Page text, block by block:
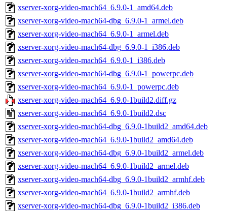
xserver-xorg-video-mach64_6.9.0-1_amd64.deb
xserver-xorg-video-mach64-dbg_6.9.0-1_armel.deb
xserver-xorg-video-mach64_6.9.0-1_armel.deb
xserver-xorg-video-mach64-dbg_6.9.0-1_i386.deb
xserver-xorg-video-mach64_6.9.0-1_i386.deb
xserver-xorg-video-mach64-dbg_6.9.0-1_powerpc.deb
xserver-xorg-video-mach64_6.9.0-1_powerpc.deb
xserver-xorg-video-mach64_6.9.0-1build2.diff.gz
xserver-xorg-video-mach64_6.9.0-1build2.dsc
xserver-xorg-video-mach64-dbg_6.9.0-1build2_amd64.deb
xserver-xorg-video-mach64_6.9.0-1build2_amd64.deb
xserver-xorg-video-mach64-dbg_6.9.0-1build2_armel.deb
xserver-xorg-video-mach64_6.9.0-1build2_armel.deb
xserver-xorg-video-mach64-dbg_6.9.0-1build2_armhf.deb
xserver-xorg-video-mach64_6.9.0-1build2_armhf.deb
xserver-xorg-video-mach64-dbg_6.9.0-1build2_i386.deb